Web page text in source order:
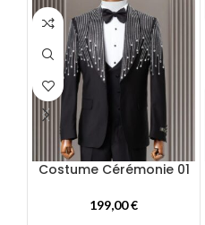
70
Costume Cérémonie 01
199,00€